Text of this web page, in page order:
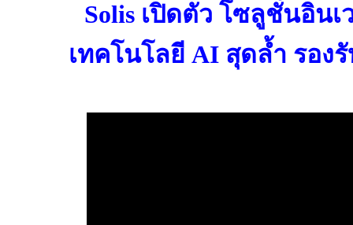
Solis เปิดตัว โซลูชั่นอินเ
เทคโนโลยี AI สุดล้ำ รอง